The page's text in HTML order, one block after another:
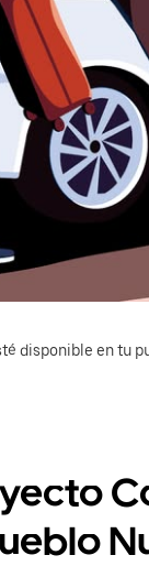
disponible en tu